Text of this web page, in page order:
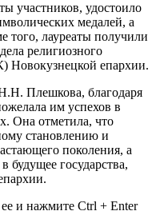
участников, удостоило
медалей, а
того, лауреаты получили
религиозного
Новокузнецкой епархии.
Плешкова, благодаря
им успехов в
Она отметила, что
становлению и
поколения, а
будущее государства,
и нажмите Ctrl + Enter